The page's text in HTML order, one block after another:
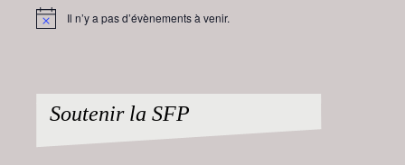
Notice Il n’y a pas d’évènements à venir.
Soutenir la SFP